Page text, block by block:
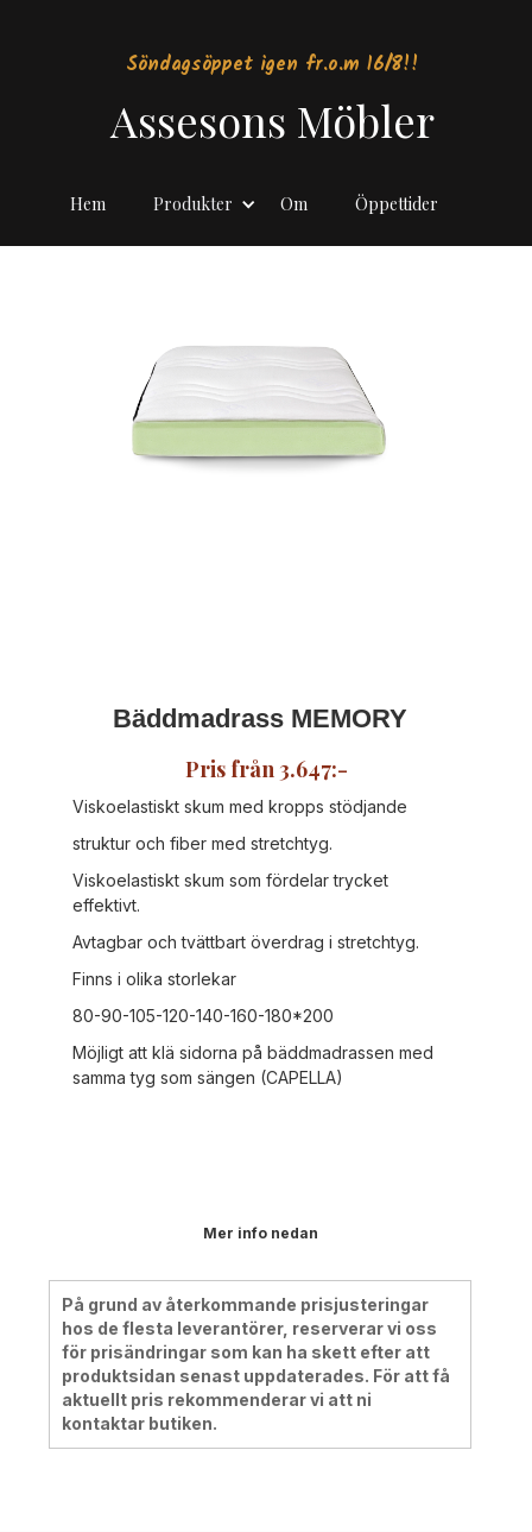
Söndagsöppet igen fr.o.m 16/8!!
Assesons Möbler
Hem Produkter Om Öppettider
Bäddmadrass MEMORY
Pris från 3.647:-
Viskoelastiskt skum med kropps stödjande
struktur och fiber med stretchtyg.
Viskoelastiskt skum som fördelar trycket
effektivt.
Avtagbar och tvättbart överdrag i stretchtyg.
Finns i olika storlekar
80-90-105-120-140-160-180*200
Möjligt att klä sidorna på bäddmadrassen med
samma tyg som sängen (CAPELLA)
Mer info nedan
På grund av återkommande prisjusteringar
hos de flesta leverantörer, reserverar vi oss
för prisändringar som kan ha skett efter att
produktsidan senast uppdaterades. För att få
aktuellt pris rekommenderar vi att ni
kontaktar butiken.